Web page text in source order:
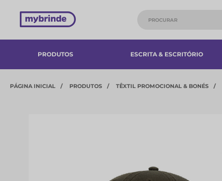
PRODUTOS ESCRITA & ESCRITÓRIO
PÁGINA INICIAL PRODUTOS TÊXTIL PROMOCIONAL & BONÉS